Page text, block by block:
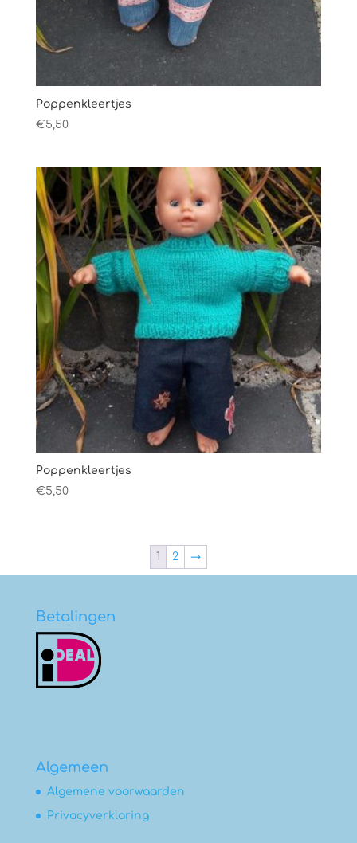
Poppenkleertjes
€5,50
Poppenkleertjes
€5,50
1 2 →
Betalingen
Algemeen
Algemene voorwaarden
Privacyverklaring